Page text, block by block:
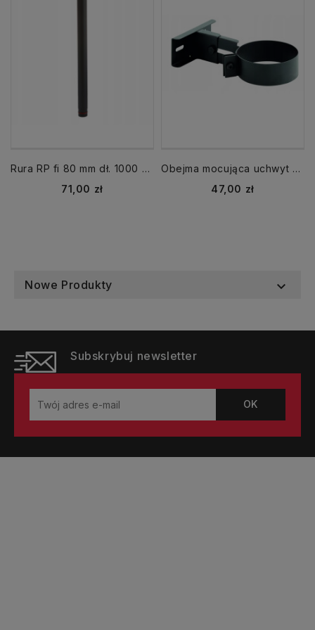
Rura RP fi 80 mm dł. 1000 mm CZ1,2 SP spęczana Pellet
Cena
71,00 zł
Obejma mocująca uchwyt do rur OMD 80 CZ1,2 Pellet
Cena
47,00 zł
Nowe Produkty 
Subskrybuj newsletter